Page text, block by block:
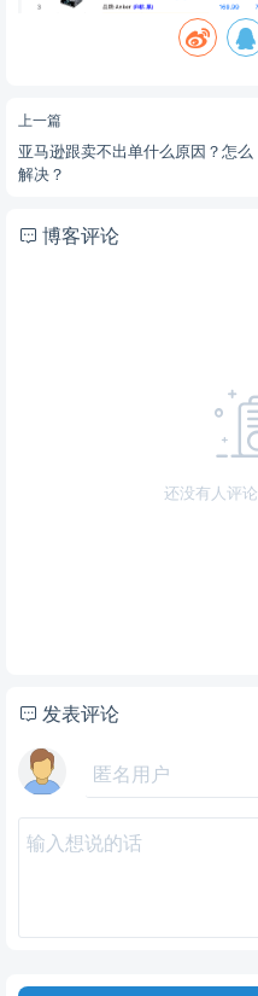
上一篇
亚马逊跟卖不出单什么原因？怎么
解决？
博客评论
还没有人评
发表评论